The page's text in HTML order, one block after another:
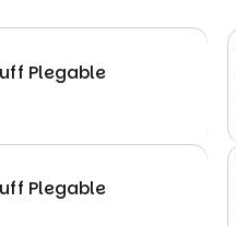
Plegable
Plegable